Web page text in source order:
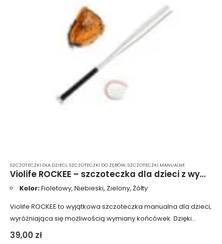
SZCZOTECZKI DLA DZIECI,SZCZOTECZKI DO ZĘBÓW,SZCZOTECZKI MANUALNE
Violife ROCKEE – szczoteczka dla dzieci z wymiennymi końcówkami
Kolor:Fioletowy, Niebieski, Zielony, Żółty
Violife ROCKEE to wyjątkowa szczoteczka manualna dla dzieci,
wyróżniająca się możliwością wymiany końcówek. Dzięki
innowacyjnej konstrukcji rękojeści, szczoteczka potrafi
39,00 zł